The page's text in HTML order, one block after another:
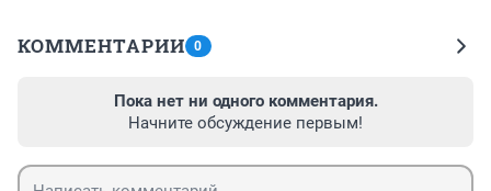
КОММЕНТАРИИ 0
Пока нет ни одного комментария.
Начните обсуждение первым!